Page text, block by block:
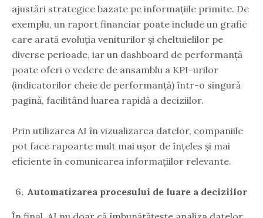
ajustări strategice bazate pe informațiile primite. De
exemplu, un raport financiar poate include un grafic
care arată evoluția veniturilor și cheltuielilor pe
diverse perioade, iar un dashboard de performanță
poate oferi o vedere de ansamblu a KPI-urilor
(indicatorilor cheie de performanță) într-o singură
pagină, facilitând luarea rapidă a deciziilor.
Prin utilizarea AI în vizualizarea datelor, companiile
pot face rapoarte mult mai ușor de înțeles și mai
eficiente în comunicarea informațiilor relevante.
Automatizarea procesului de luare a deciziilor